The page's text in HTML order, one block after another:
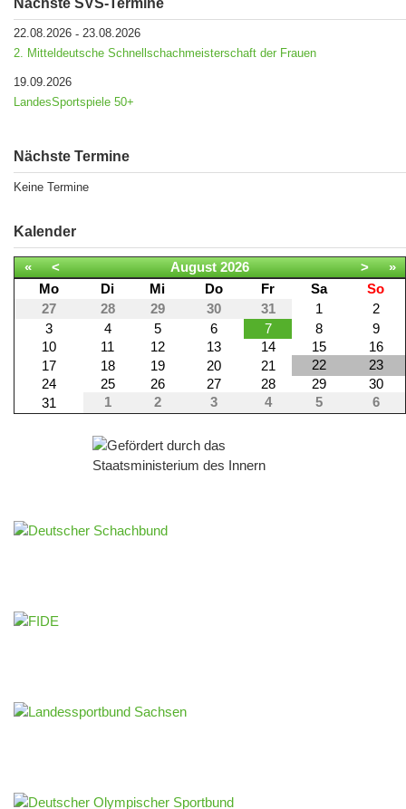
Nächste SVS-Termine
22.08.2026 - 23.08.2026
2. Mitteldeutsche Schnellschachmeisterschaft der Frauen
19.09.2026
LandesSportspiele 50+
Nächste Termine
Keine Termine
Kalender
« < August 2026 >
»
Mo
Di Mi Do Fr Sa
So
27
28 29 30 31 1
2
3
4 5 6 7 8
9
10
11 12 13 14 15
16
17
18 19 20 21 22
23
24
25 26 27 28 29
30
31
1 2 3 4 5 6